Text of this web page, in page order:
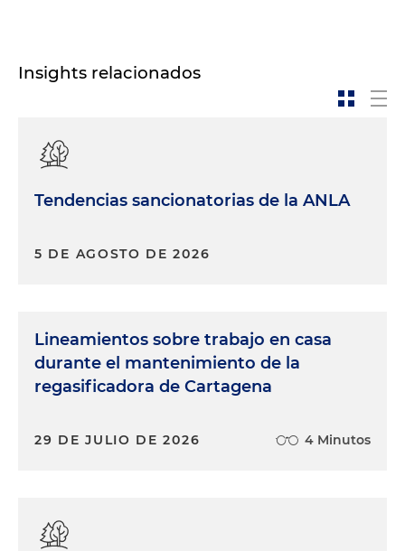
Insights relacionados
Tendencias sancionatorias de la ANLA
5 DE AGOSTO DE 2026
Lineamientos sobre trabajo en casa
durante el mantenimiento de la
regasificadora de Cartagena
29 DE JULIO DE 2026 4 Minutos